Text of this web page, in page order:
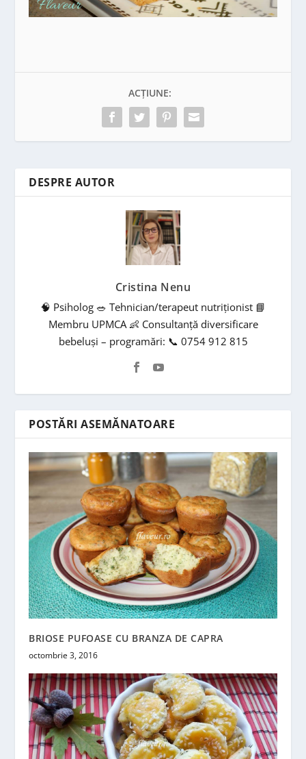
ACȚIUNE:
DESPRE AUTOR
Cristina Nenu
🧠 Psiholog 🥗 Tehnician/terapeut nutriționist 📘
Membru UPMCA 👶 Consultanță diversificare
bebeluși – programări: 📞 0754 912 815
POSTĂRI ASEMĂNATOARE
BRIOSE PUFOASE CU BRANZA DE CAPRA
octombrie 3, 2016